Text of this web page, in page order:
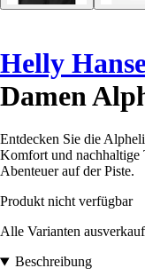
Helly
Damen
Entdecken Sie die
Komfort und nachhaltige
Abenteuer auf der Piste.
Produkt nicht verfügbar
Alle Varianten
Beschreibung